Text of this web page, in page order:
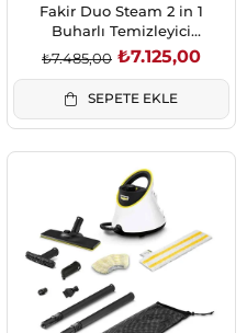
Fakir Duo Steam 2 in 1
Buharlı Temizleyici
(41005249)
₺7.125,00
₺7.485,00
SEPETE EKLE